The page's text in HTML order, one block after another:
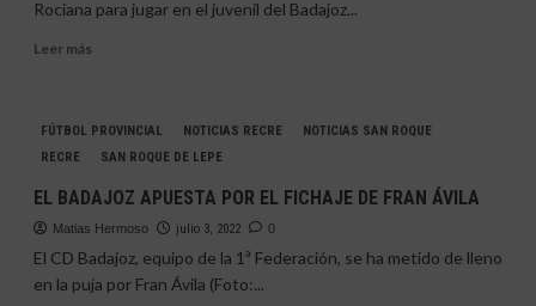
ABEL
GÓMEZ
Rociana para jugar en el juvenil del Badajoz...
Leer másLeer
MARTÍN
SE
AL
BADAJOZ
TRAS
CESIÓN
FÚTBOL PROVINCIAL NOTICIAS RECRE
NOTICIAS SAN ROQUE
RECRE
SAN ROQUE DE LEPE
EL BADAJOZ APUESTA POR EL FICHAJE DE FRAN ÁVILA
Matias Hermoso julio 3, 2022 0
El CD Badajoz, equipo de la 1ª Federación, se ha metido de lleno
en la puja por Fran Ávila (Foto:...